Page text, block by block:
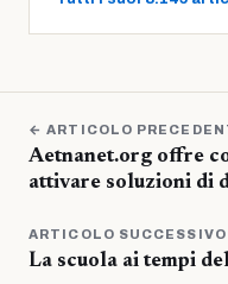
← ARTICOLO
Aetnanet.org offre
attivare soluzioni di
ARTICOLO
La scuola ai tempi